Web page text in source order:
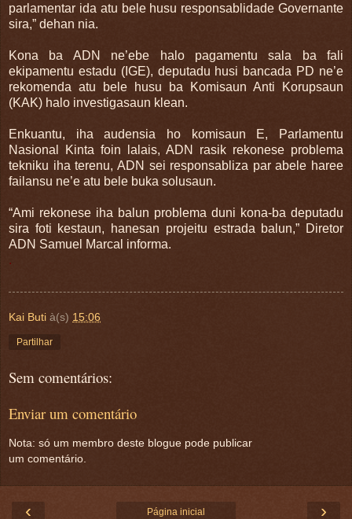
parlamentar ida atu bele husu responsablidade Governante
sira,” dehan nia.
Kona ba ADN ne’ebe halo pagamentu sala ba fali
ekipamentu estadu (IGE), deputadu husi bancada PD ne’e
rekomenda atu bele husu ba Komisaun Anti Korupsaun
(KAK) halo investigasaun klean.
Enkuantu, iha audensia ho komisaun E, Parlamentu
Nasional Kinta foin lalais, ADN rasik rekonese problema
tekniku iha terenu, ADN sei responsabliza par abele haree
failansu ne’e atu bele buka solusaun.
“Ami rekonese iha balun problema duni kona-ba deputadu
sira foti kestaun, hanesan projeitu estrada balun,” Diretor
ADN Samuel Marcal informa.
.
Kai Buti à(s) 15:06
Partilhar
Sem comentários:
Enviar um comentário
Nota: só um membro deste blogue pode publicar
um comentário.
‹ ›
Página inicial